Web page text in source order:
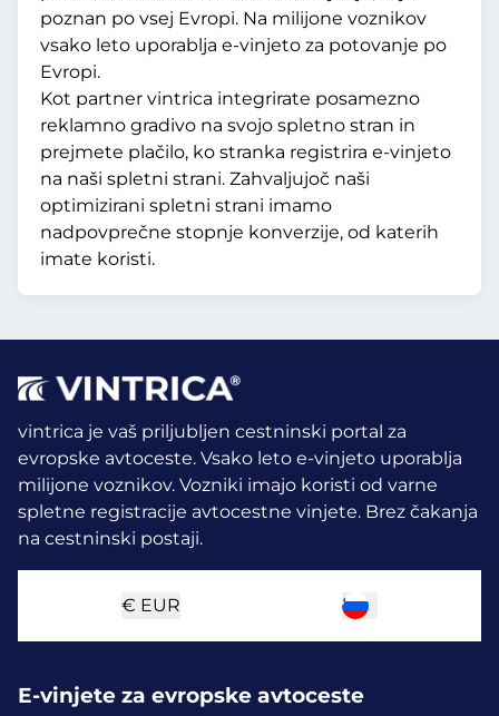
poznan po vsej Evropi. Na milijone voznikov
vsako leto uporablja e-vinjeto za potovanje po
Evropi.
Kot partner vintrica integrirate posamezno
reklamno gradivo na svojo spletno stran in
prejmete plačilo, ko stranka registrira e-vinjeto
na naši spletni strani. Zahvaljujoč naši
optimizirani spletni strani imamo
nadpovprečne stopnje konverzije, od katerih
imate koristi.
vintrica je vaš priljubljen cestninski portal za
evropske avtoceste. Vsako leto e-vinjeto uporablja
milijone voznikov. Vozniki imajo koristi od varne
spletne registracije avtocestne vinjete. Brez čakanja
na cestninski postaji.
€ EUR
E-vinjete za evropske avtoceste